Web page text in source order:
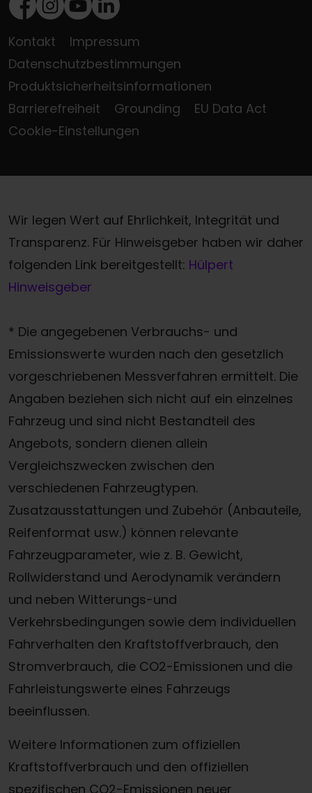
Facebook
Instagram
Youtube
LinkedIn
Kontakt
Impressum
Datenschutzbestimmungen
Produktsicherheitsinformationen
Barrierefreiheit
Grounding
EU Data Act
Cookie-Einstellungen
Wir legen Wert auf Ehrlichkeit, Integrität und
Transparenz. Für Hinweisgeber haben wir daher
folgenden Link bereitgestellt: Hülpert
Hinweisgeber
* Die angegebenen Verbrauchs- und
Emissionswerte wurden nach den gesetzlich
vorgeschriebenen Messverfahren ermittelt. Die
Angaben beziehen sich nicht auf ein einzelnes
Fahrzeug und sind nicht Bestandteil des
Angebots, sondern dienen allein
Vergleichszwecken zwischen den
verschiedenen Fahrzeugtypen.
Zusatzausstattungen und Zubehör (Anbauteile,
Reifenformat usw.) können relevante
Fahrzeugparameter, wie z. B. Gewicht,
Rollwiderstand und Aerodynamik verändern
und neben Witterungs-und
Verkehrsbedingungen sowie dem individuellen
Fahrverhalten den Kraftstoffverbrauch, den
Stromverbrauch, die CO2-Emissionen und die
Fahrleistungswerte eines Fahrzeugs
beeinflussen.
Weitere Informationen zum offiziellen
Kraftstoffverbrauch und den offiziellen
spezifischen CO2-Emissionen neuer